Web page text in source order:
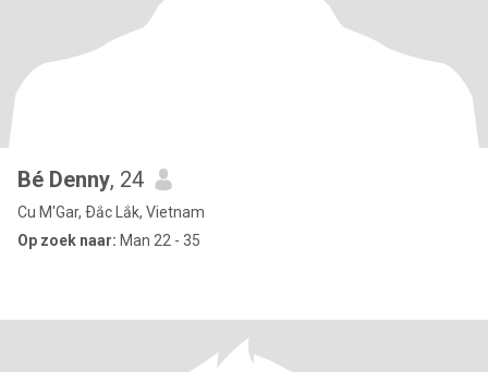
Bé Denny, 24
Cu M'Gar, Ðắc Lắk, Vietnam
Op zoek naar: Man 22 - 35